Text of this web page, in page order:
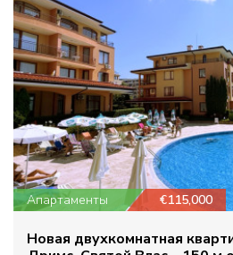
Апартаменты €115,000
Новая двухкомнатная